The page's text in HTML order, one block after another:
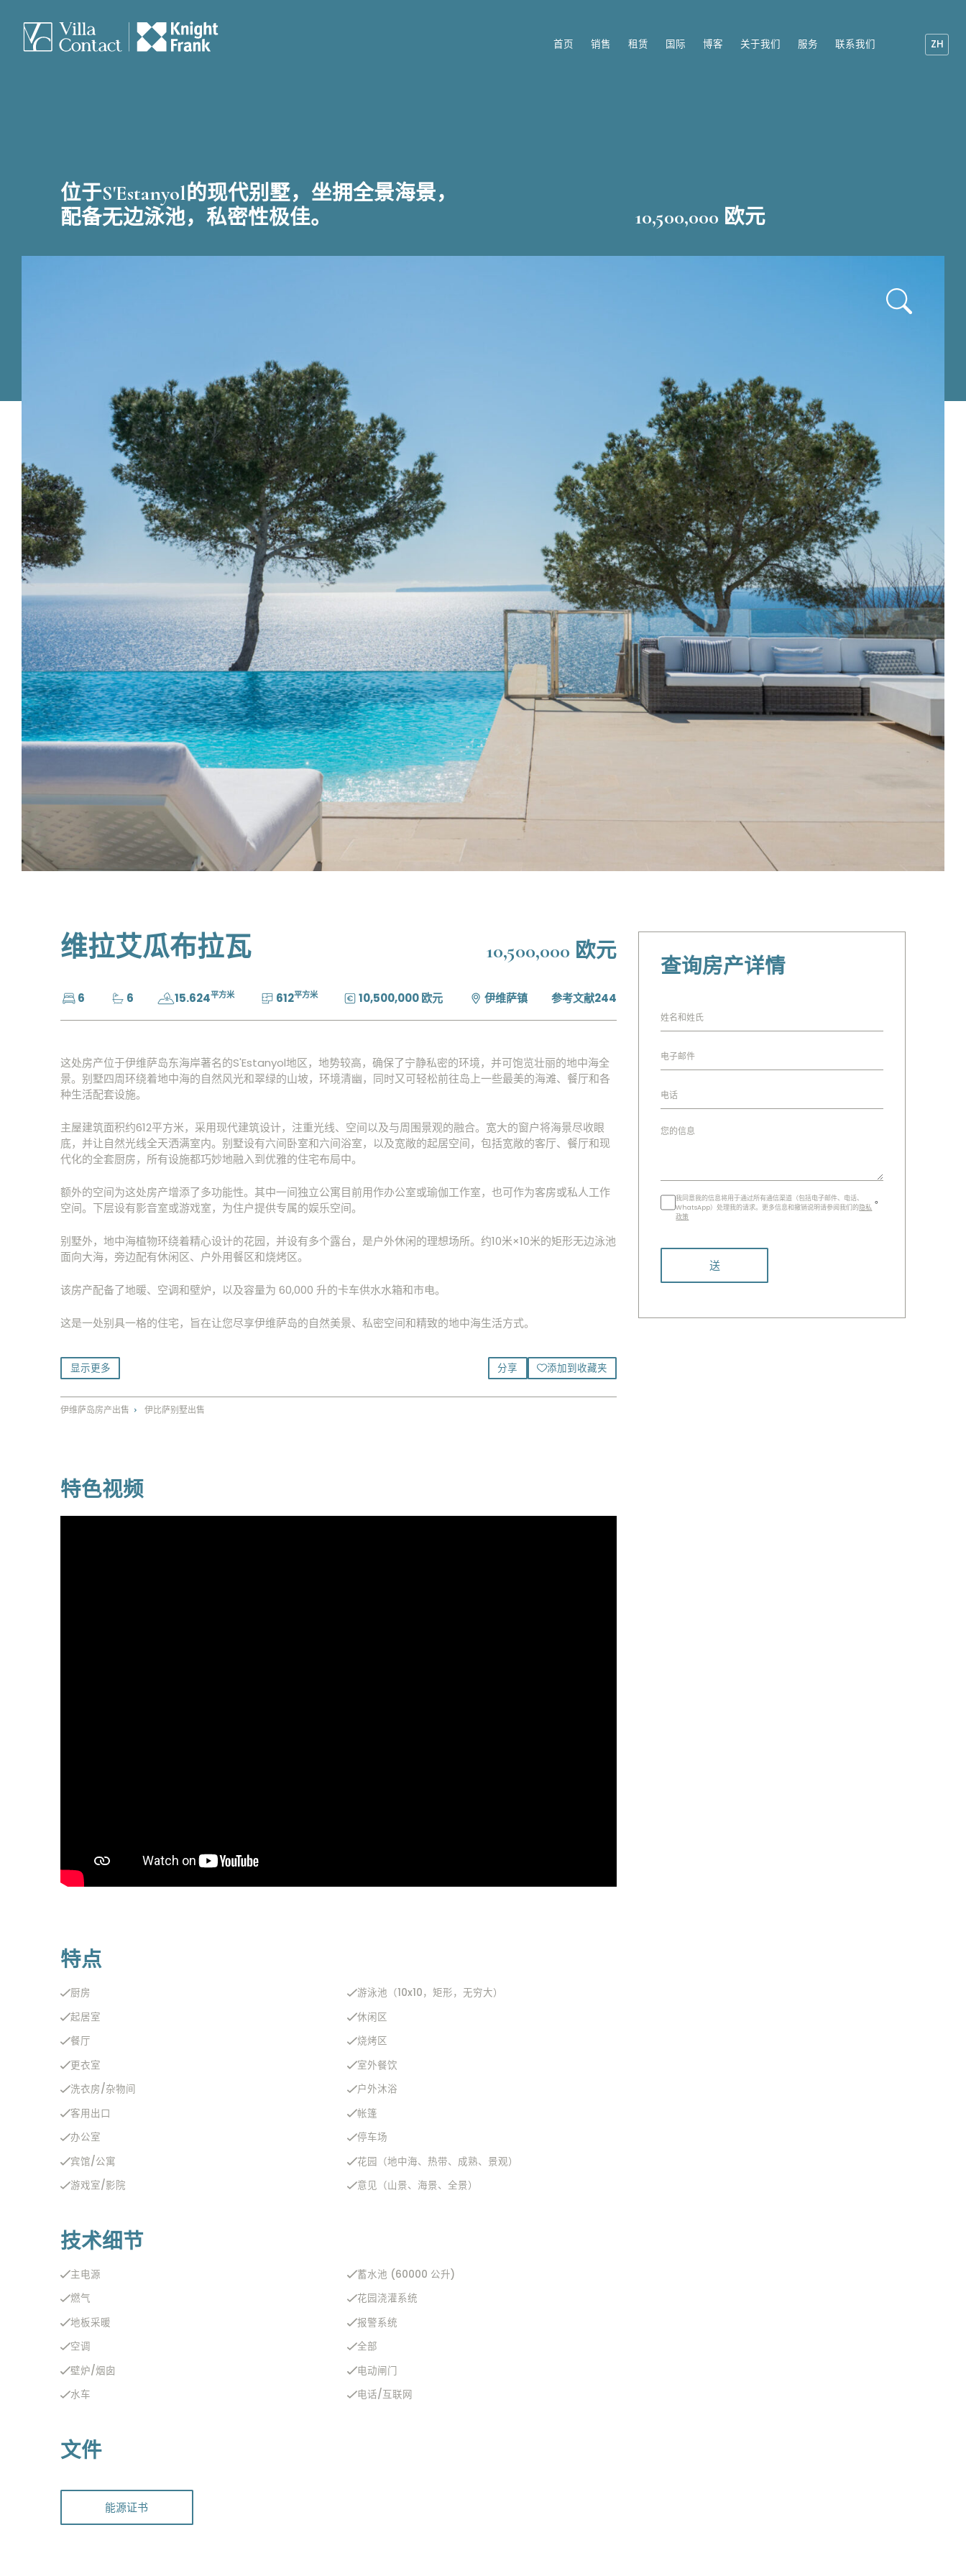
首页 销售 租赁 国际 博客 关于我们 服务 联系我们 ZH
位于S'Estanyol的现代别墅，坐拥全景海景，
配备无边泳池，私密性极佳。
10,500,000 欧元
维拉艾瓜布拉瓦 10,500,000 欧元
6 6 15.624平方米 612平方米 10,500,000 欧元 伊维萨镇 参考文献244
这处房产位于伊维萨岛东海岸著名的S'Estanyol地区，地势较高，确保了宁静私密的环境，并可饱览壮丽的地中海全
景。别墅四周环绕着地中海的自然风光和翠绿的山坡，环境清幽，同时又可轻松前往岛上一些最美的海滩、餐厅和各
种生活配套设施。
主屋建筑面积约612平方米，采用现代建筑设计，注重光线、空间以及与周围景观的融合。宽大的窗户将海景尽收眼
底，并让自然光线全天洒满室内。别墅设有六间卧室和六间浴室，以及宽敞的起居空间，包括宽敞的客厅、餐厅和现
代化的全套厨房，所有设施都巧妙地融入到优雅的住宅布局中。
额外的空间为这处房产增添了多功能性。其中一间独立公寓目前用作办公室或瑜伽工作室，也可作为客房或私人工作
空间。下层设有影音室或游戏室，为住户提供专属的娱乐空间。
别墅外，地中海植物环绕着精心设计的花园，并设有多个露台，是户外休闲的理想场所。约10米×10米的矩形无边泳池
面向大海，旁边配有休闲区、户外用餐区和烧烤区。
该房产配备了地暖、空调和壁炉，以及容量为 60,000 升的卡车供水水箱和市电。
这是一处别具一格的住宅，旨在让您尽享伊维萨岛的自然美景、私密空间和精致的地中海生活方式。
显示更多 分享 添加到收藏夹
伊维萨岛房产出售⌃ 伊比萨别墅出售
特色视频
特点
厨房
起居室
餐厅
更衣室
洗衣房/杂物间
客用出口
办公室
宾馆/公寓
游戏室/影院
游泳池（10x10，矩形，无穷大）
休闲区
烧烤区
室外餐饮
户外沐浴
帐篷
停车场
花园（地中海、热带、成熟、景观）
意见（山景、海景、全景）
技术细节
主电源
燃气
地板采暖
空调
壁炉/烟囱
水车
蓄水池 (60000 公升)
花园浇灌系统
报警系统
全部
电动闸门
电话/互联网
文件
能源证书
查询房产详情
我同意我的信息将用于通过所有通信渠道（包括电子邮件、电话、
WhatsApp）处理我的请求。更多信息和撤销说明请参阅我们的隐私
政策
。
送